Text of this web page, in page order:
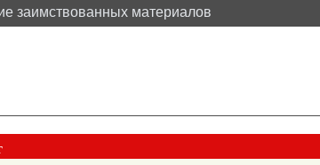
заимствованных материалов